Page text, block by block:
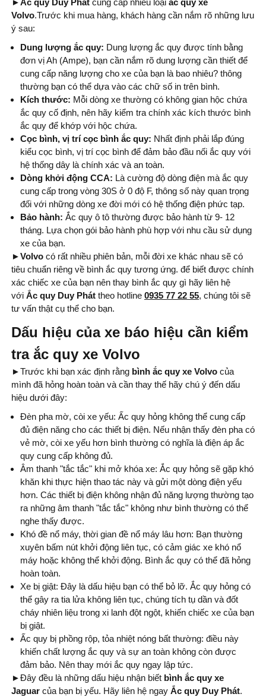
►Ắc quy Duy Phát cung cấp nhiều loại ắc quy xe
Volvo.Trước khi mua hàng, khách hàng cần nắm rõ những lưu
ý sau:
Dung lượng ắc quy: Dung lượng ắc quy được tính bằng
đơn vị Ah (Ampe), bạn cần nắm rõ dung lượng cần thiết để
cung cấp năng lượng cho xe của bạn là bao nhiêu? thông
thường bạn có thể dựa vào các chữ số in trên bình.
Kích thước: Mỗi dòng xe thường có không gian hộc chứa
ắc quy cố định, nên hãy kiểm tra chính xác kích thước bình
ắc quy để khớp với hộc chứa.
Cọc bình, vị trí cọc bình ắc quy: Nhất định phải lắp đúng
kiểu cọc bình, vị trí cọc bình để đảm bảo đầu nối ắc quy với
hệ thống dây là chính xác và an toàn.
Dòng khởi động CCA: Là cường độ dòng điện mà ắc quy
cung cấp trong vòng 30S ở 0 độ F, thông số này quan trọng
đối với những dòng xe đời mới có hệ thống điện phức tạp.
Bảo hành: Ắc quy ô tô thường được bảo hành từ 9- 12
tháng. Lựa chọn gói bảo hành phù hợp với nhu cầu sử dụng
xe của bạn.
►Volvo có rất nhiều phiên bản, mỗi đời xe khác nhau sẽ có
tiêu chuẩn riêng về bình ắc quy tương ứng. để biết được chính
xác chiếc xe của bạn nên thay bình ắc quy gì hãy liên hệ
với Ắc quy Duy Phát theo hotline 0935 77 22 55, chúng tôi sẽ
tư vấn thật cụ thể cho bạn.
Dấu hiệu của xe báo hiệu cần kiểm
tra ắc quy xe Volvo
►Trước khi bạn xác định rằng bình ắc quy xe Volvo của
mình đã hỏng hoàn toàn và cần thay thế hãy chú ý đến dấu
hiệu dưới đây:
Đèn pha mờ, còi xe yếu: Ấc quy hỏng không thể cung cấp
đủ điện năng cho các thiết bị điện. Nếu nhận thấy đèn pha có
vẻ mờ, còi xe yếu hơn bình thường có nghĩa là điện áp ắc
quy cung cấp không đủ.
Âm thanh "tắc tắc" khi mở khóa xe: Ắc quy hỏng sẽ gặp khó
khăn khi thực hiện thao tác này và gửi một dòng điện yếu
hơn. Các thiết bị điện không nhận đủ năng lượng thường tạo
ra những âm thanh "tắc tắc" không như bình thường có thể
nghe thấy được.
Khó đề nổ máy, thời gian đề nổ máy lâu hơn: Bạn thường
xuyên bấm nút khởi động liên tục, có cảm giác xe khó nổ
máy hoặc không thể khởi động. Bình ắc quy có thể đã hỏng
hoàn toàn.
Xe bị giật: Đây là dấu hiệu bạn có thể bỏ lỡ. Ắc quy hỏng có
thể gây ra tia lửa không liên tục, chúng tích tụ dần và đốt
cháy nhiên liệu trong xi lanh đột ngột, khiến chiếc xe của bạn
bị giật.
Ấc quy bị phồng rộp, tỏa nhiệt nóng bất thường: điều này
khiến chất lượng ắc quy và sự an toàn không còn được
đảm bảo. Nên thay mới ắc quy ngay lập tức.
►Đây đều là những dấu hiệu nhận biết bình ắc quy xe
Jaguar của bạn bị yếu. Hãy liên hệ ngay Ắc quy Duy Phát.